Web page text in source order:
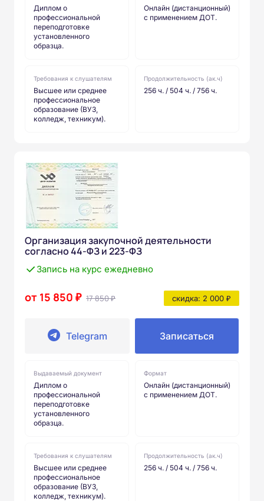
Диплом о
профессиональной
переподготовке
установленного
образца.
Онлайн (дистанционный)
с применением ДОТ.
Требования к слушателям
Высшее или среднее
профессиональное
образование (ВУЗ,
колледж, техникум).
Продолжительность (ак.ч)
256 ч. / 504 ч. / 756 ч.
Организация закупочной деятельности
согласно 44-ФЗ и 223-ФЗ
Запись на курс ежедневно
от 15 850 ₽ 17 850 ₽ скидка: 2 000 ₽
Telegram Записаться
Выдаваемый документ
Диплом о
профессиональной
переподготовке
установленного
образца.
Формат
Онлайн (дистанционный)
с применением ДОТ.
Требования к слушателям
Высшее или среднее
профессиональное
образование (ВУЗ,
колледж, техникум).
Продолжительность (ак.ч)
256 ч. / 504 ч. / 756 ч.